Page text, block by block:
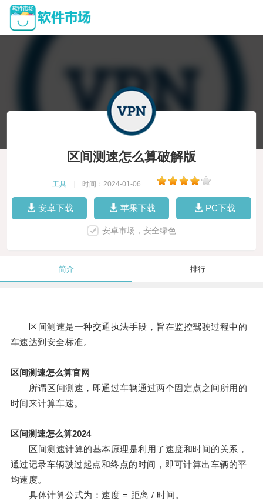
区间测速怎么算破解版
工具 时间：2024-01-06
安卓下载 苹果下载 PC下载
安卓市场，安全绿色
简介 排行
区间测速是一种交通执法手段，旨在监控驾驶过程中的
车速达到安全标准。
区间测速怎么算官网
所谓区间测速，即通过车辆通过两个固定点之间所用的
时间来计算车速。
区间测速怎么算2024
区间测速计算的基本原理是利用了速度和时间的关系，
通过记录车辆驶过起点和终点的时间，即可计算出车辆的平
均速度。
具体计算公式为：速度 = 距离 / 时间。